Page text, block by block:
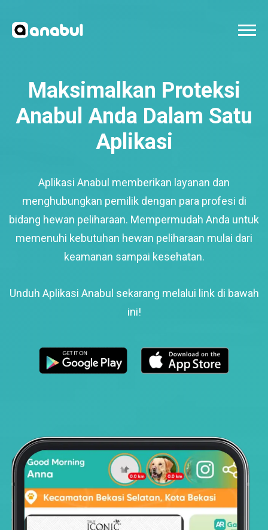
Maksimalkan Proteksi
Anabul Anda Dalam Satu
Aplikasi
Aplikasi Anabul memberikan layanan dan
menghubungkan pemilik dengan para profesi di
bidang hewan peliharaan. Mempermudah Anda untuk
memenuhi kebutuhan hewan peliharaan mulai dari
keamanan sampai kesehatan.
Unduh Aplikasi Anabul sekarang melalui link di bawah
ini!